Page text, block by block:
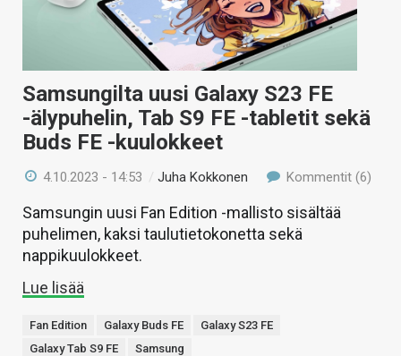
Samsungilta uusi Galaxy S23 FE
-älypuhelin, Tab S9 FE -tabletit sekä
Buds FE -kuulokkeet
4.10.2023 - 14:53 /Juha Kokkonen Kommentit (6)
Samsungin uusi Fan Edition -mallisto sisältää
puhelimen, kaksi taulutietokonetta sekä
nappikuulokkeet.
Lue lisää
Fan Edition Galaxy Buds FE
Galaxy S23 FE
Galaxy Tab S9 FE
Samsung